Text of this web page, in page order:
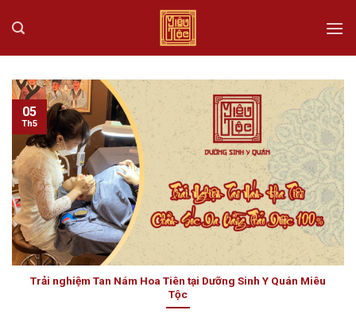
Trải nghiệm Tan Nám Hoa Tiên tại Dưỡng Sinh Y Quán Miêu
Tộc
05
Th5